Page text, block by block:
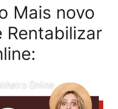
Mais novo
Rentabilizar